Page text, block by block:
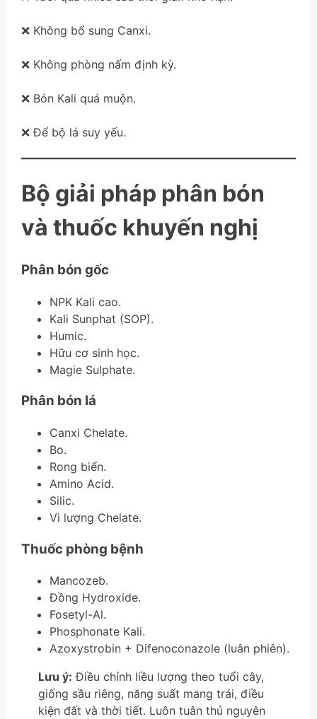
❌ Không bổ sung Canxi.
❌ Không phòng nấm định kỳ.
❌ Bón Kali quá muộn.
❌ Để bộ lá suy yếu.
Bộ giải pháp phân bón
và thuốc khuyến nghị
Phân bón gốc
NPK Kali cao.
Kali Sunphat (SOP).
Humic.
Hữu cơ sinh học.
Magie Sulphate.
Phân bón lá
Canxi Chelate.
Bo.
Rong biển.
Amino Acid.
Silic.
Vi lượng Chelate.
Thuốc phòng bệnh
Mancozeb.
Đồng Hydroxide.
Fosetyl-Al.
Phosphonate Kali.
Azoxystrobin + Difenoconazole (luân phiên).
Lưu ý: Điều chỉnh liều lượng theo tuổi cây,
giống sầu riêng, năng suất mang trái, điều
kiện đất và thời tiết. Luôn tuân thủ nguyên